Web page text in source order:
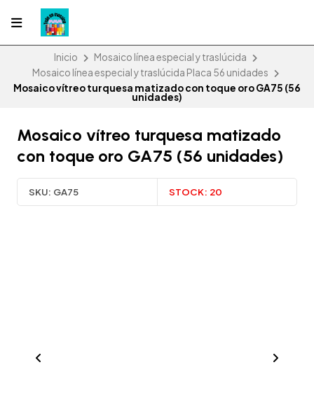
Inicio
Mosaico línea especial y traslúcida
Mosaico línea especial y traslúcida Placa 56 unidades
Mosaico vítreo turquesa matizado con toque oro GA75 (56
unidades)
Mosaico vítreo turquesa matizado
con toque oro GA75 (56 unidades)
SKU: GA75 STOCK: 20